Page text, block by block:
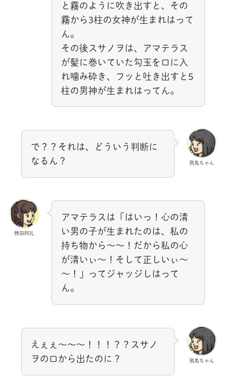
と霧のように吹き出すと、その
霧から3柱の女神が生まれはって
ん。
その後スサノヲは、アマテラス
が髪に巻いていた勾玉を口に入
れ噛み砕き、フッと吐き出すと5
柱の男神が生まれはってん。
飛鳥ちゃん
で？？それは、どういう判断に
なるん？
稗田阿礼
アマテラスは「はいっ！心の清
い男の子が生まれたのは、私の
持ち物から～～！だから私の心
が清いぃ～！そして正しいぃ～
～！」ってジャッジしはって
ん。
飛鳥ちゃん
えぇぇ～～～！！！？？スサノ
ヲの口から出たのに？